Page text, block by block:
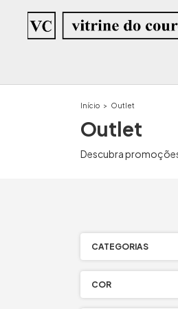
Início > Outlet
Outlet
Descubra
CATEGORIAS
COR